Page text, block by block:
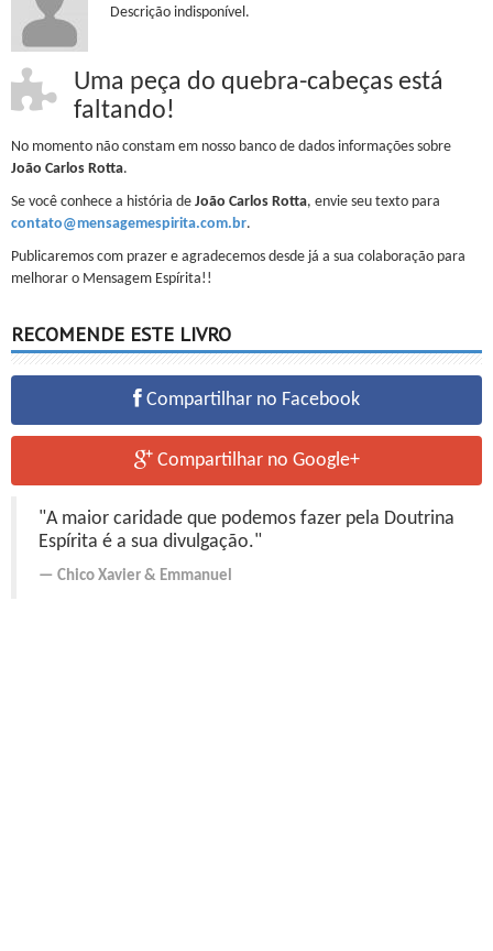
Descrição indisponível.
Uma peça do quebra-cabeças está
faltando!
No momento não constam em nosso banco de dados informações sobre
João Carlos Rotta.
Se você conhece a história de João Carlos Rotta, envie seu texto para
contato@mensagemespirita.com.br.
Publicaremos com prazer e agradecemos desde já a sua colaboração para
melhorar o Mensagem Espírita!!
RECOMENDE ESTE LIVRO
Compartilhar no Facebook
Compartilhar no Google+
"A maior caridade que podemos fazer pela Doutrina
Espírita é a sua divulgação."
Chico Xavier & Emmanuel